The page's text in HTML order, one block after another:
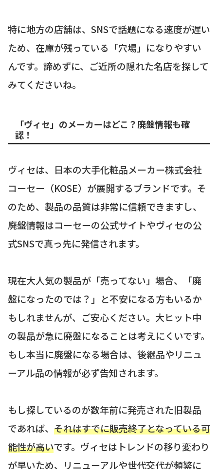
特に地方の店舗は、SNSで話題になる速度が遅い
ため、在庫が残っている「穴場」になりやすい
んです。諦めずに、ご近所の隠れた名店を探して
みてくださいね。
「ヴィセ」のメーカーはどこ？廃盤情報も確
認！
ヴィセは、日本の大手化粧品メーカー株式会社
コーセー（KOSE）が展開するブランドです。そ
のため、製品の品質は非常に信頼できますし、
廃盤情報はコーセーの公式サイトやヴィセの公
式SNSで真っ先に発信されます。
現在大人気の製品が「売ってない」場合、「廃
盤になったのでは？」と不安になる方もいるか
もしれませんが、ご安心ください。大ヒット中
の製品が急に廃盤になることは考えにくいです。
もし本当に廃盤になる場合は、後継品やリニュ
ーアル品の情報が必ず告知されます。
もし探しているのが数年前に発売された旧製品
であれば、 それはすでに販売終了となっている可
能性が高いです。ヴィセはトレンドの移り変わり
が早いため、リニューアルや世代交代が頻繁に